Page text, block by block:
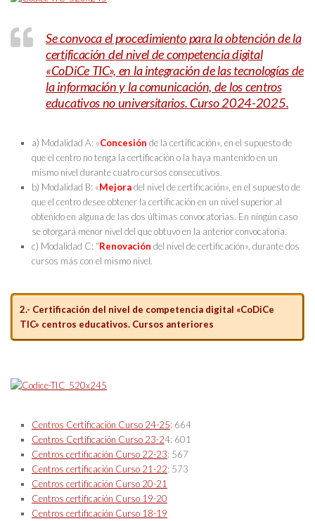
Se convoca el procedimiento para la obtención de la
certificación del nivel de competencia digital
«CoDiCe TIC», en la integración de las tecnologías de
la información y la comunicación, de los centros
educativos no universitarios. Curso 2024-2025.
a) Modalidad A: «Concesión de la certificación», en el supuesto de
que el centro no tenga la certificación o la haya mantenido en un
mismo nivel durante cuatro cursos consecutivos.
b) Modalidad B: «Mejoradel nivel de certificación», en el supuesto de
que el centro desee obtener la certificación en un nivel superior al
obtenido en alguna de las dos últimas convocatorias. En ningún caso
se otorgará menor nivel del que obtuvo en la anterior convocatoria.
c) Modalidad C: “Renovación del nivel de certificación», durante dos
cursos más con el mismo nivel.
2.- Certificación del nivel de competencia digital «CoDiCe
TIC» centros educativos. Cursos anteriores
Centros Certificación Curso 24-25: 664
Centros Certificación Curso 23-24: 601
Centros certificación Curso 22-23: 567
Centros certificación Curso 21-22: 573
Centros certificación Curso 20-21
Centros certificación Curso 19-20
Centros certificación Curso 18-19